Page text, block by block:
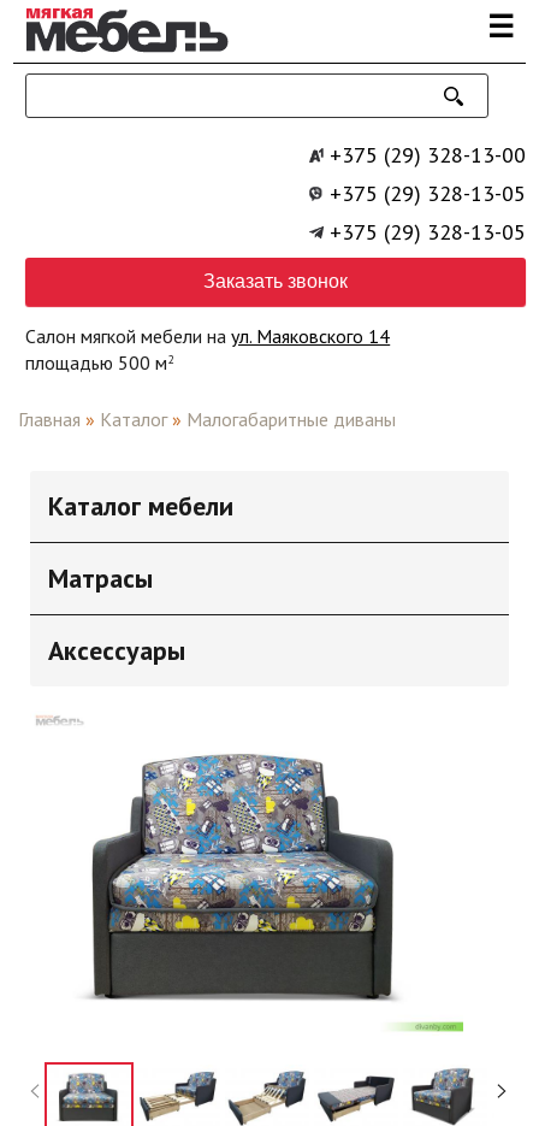
Перейти к основному содержанию ☰
+375 (29) 328-13-00
+375 (29) 328-13-05
+375 (29) 328-13-05
Заказать звонок
Салон мягкой мебели наул. Маяковского 14
площадью 500 м2
Главная » Каталог » Малогабаритные диваны
Каталог мебели
Матрасы
Аксессуары